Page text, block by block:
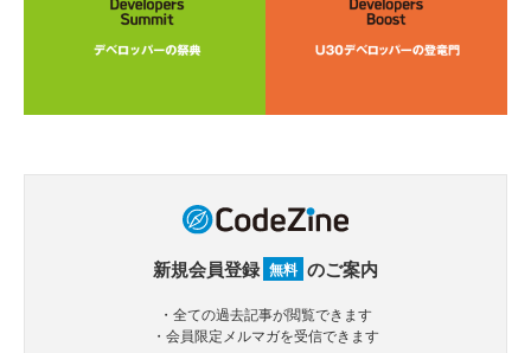
新規会員登録 無料 のご案内
・全ての過去記事が閲覧できます
・会員限定メルマガを受信できます